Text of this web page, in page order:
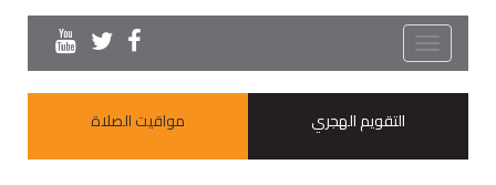
Toggle
navigation
التقويم الهجري
مواقيت الصلاة